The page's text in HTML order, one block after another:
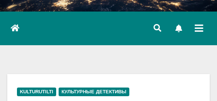
KULTURUTILTI КУЛЬТУРНЫЕ ДЕТЕКТИВЫ